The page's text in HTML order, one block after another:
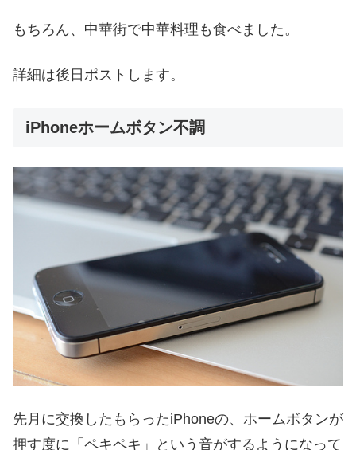
もちろん、中華街で中華料理も食べました。
詳細は後日ポストします。
iPhoneホームボタン不調
先月に交換したもらったiPhoneの、ホームボタンが
押す度に「ペキペキ」という音がするようになって